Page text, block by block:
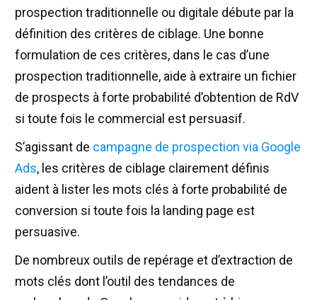
prospection traditionnelle ou digitale débute par la
définition des critères de ciblage. Une bonne
formulation de ces critères, dans le cas d’une
prospection traditionnelle, aide à extraire un fichier
de prospects à forte probabilité d’obtention de RdV
si toute fois le commercial est persuasif.
S’agissant de campagne de prospection via Google
Ads, les critères de ciblage clairement définis
aident à lister les mots clés à forte probabilité de
conversion si toute fois la landing page est
persuasive.
De nombreux outils de repérage et d’extraction de
mots clés dont l’outil des tendances de